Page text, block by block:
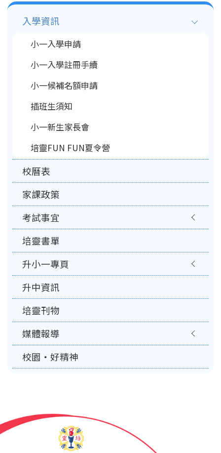
Main
navigation
入學資訊
小一入學申請
小一入學註冊手續
小一候補名額申請
插班生須知
小一新生家長會
培靈FUN FUN夏令營
校曆表
家課政策
考試事宜
培靈書單
升小一專頁
升中資訊
培靈刊物
媒體報導
校園‧好精神